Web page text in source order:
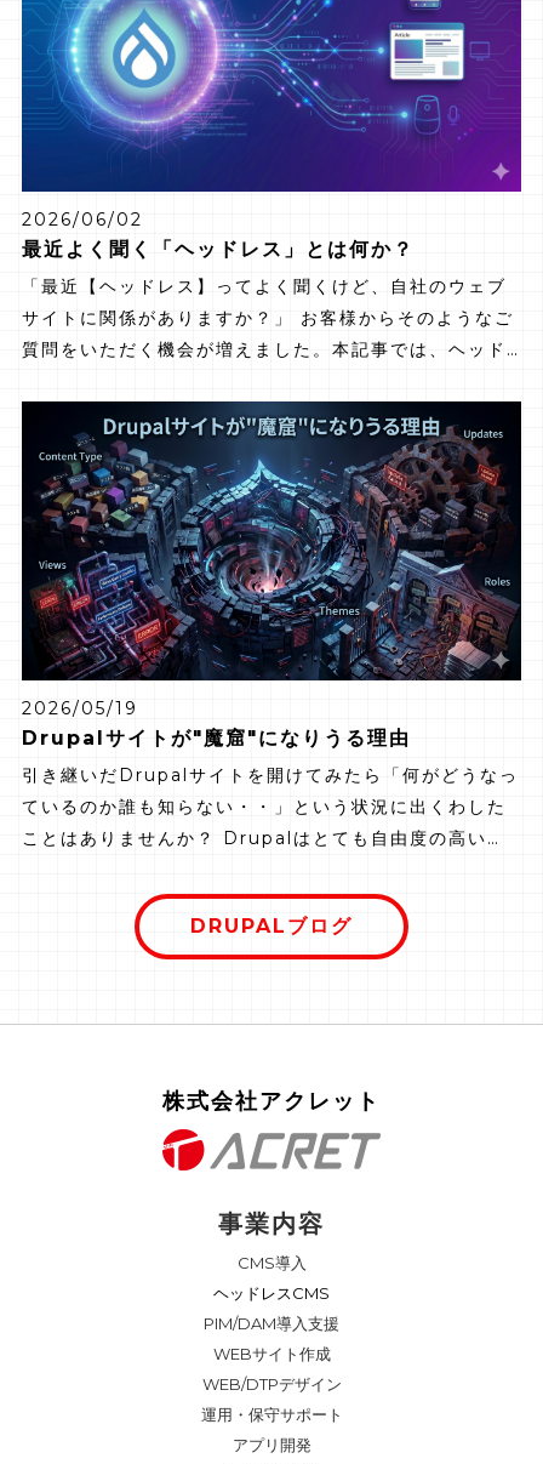
あるDrupalは、構造化データやFAQ構造の実装、メタ
情報の最適化といった対策を、モジュールを活用して効
率的に進められます。本記事では、Drupalにおける
AIO・AEO対策の意義と、すぐに実践できる具体的な方
法を解説します。
2026/06/02
最近よく聞く「ヘッドレス」とは何か？
「最近【ヘッドレス】ってよく聞くけど、自社のウェブ
サイトに関係がありますか？」 お客様からそのようなご
質問をいただく機会が増えました。本記事では、ヘッド
いるケース・向いていないケース」を具体的に整理しま
す。 Drupalをヘッドレス対応させる方法も合わせてご
紹介します。
2026/05/19
Drupalサイトが"魔窟"になりうる理由
引き継いだDrupalサイトを開けてみたら「何がどうなっ
ているのか誰も知らない・・」という状況に出くわした
ことはありませんか？ Drupalはとても自由度の高い
自分の好きなように設計することができます。だからこ
そ、設計・構築時の判断ひとつで、長く愛される資産に
もなれば、誰も手をつけられない"魔窟"にもなり得るの
すい、ある種の"あるある"パターンとも言えます。今回
階でどのような判断をすれば避けられるのかを、ご紹介
DRUPALブログ
株式会社アクレット
事業内容
CMS導入
ヘッドレスCMS
PIM/DAM導入支援
WEBサイト作成
WEB/DTPデザイン
運用・保守サポート
アプリ開発